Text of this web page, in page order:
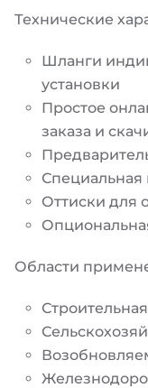
Технические
Шланги
установки
Простое
заказа и
Специальная
Оттиски для
Области